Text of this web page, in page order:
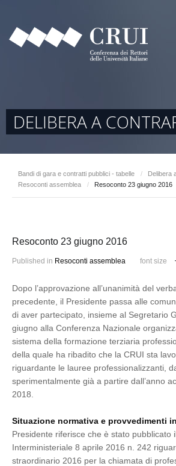
DELIBERA A
Bandi di gara e contratti pubblici - tabelle / Delibera
Resoconti assemblea
/ Resoconto 23 giugno 2016
Resoconto 23 giugno 2016
Published in Resoconti assemblea font size
Dopo l’approvazione all’unanimità del
precedente, il Presidente passa alle
di aver partecipato, insieme al Segretario
giugno alla Conferenza Nazionale
sistema della formazione terziaria
della quale ha ribadito che la CRUI sta
riguardante le lauree professionalizzanti,
sperimentalmente già a partire dall’anno
2018.
Situazione normativa e provvedimenti
Presidente riferisce che è stato pubblicato
Interministeriale 8 aprile 2016 n. 242
straordinario 2016 per la chiamata di